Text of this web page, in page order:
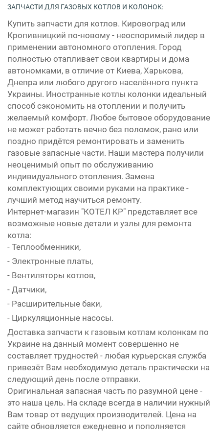
ЗАПЧАСТИ ДЛЯ ГАЗОВЫХ КОТЛОВ И КОЛОНОК:
Купить запчасти для котлов. Кировоград или
Кропивницкий по-новому - неоспоримый лидер в
применении автономного отопления. Город
полностью отапливает свои квартиры и дома
автономками, в отличие от Киева, Харькова,
Днепра или любого другого населённого пункта
Украины. Иностранные котлы колонки идеальный
способ сэкономить на отоплении и получить
желаемый комфорт. Любое бытовое оборудование
не может работать вечно без поломок, рано или
поздно придётся ремонтировать и заменить
газовые запасные части. Наши мастера получили
неоценимый опыт по обслуживанию
индивидуального отопления. Замена
комплектующих своими руками на практике -
лучший метод научиться ремонту.
Интернет-магазин "КОТЕЛ КР" представляет все
возможные новые детали и узлы для ремонта
котла:
- Теплообменники,
- Электронные платы,
- Вентиляторы котлов,
- Датчики,
- Расширительные баки,
- Циркуляционные насосы.
Доставка запчасти к газовым котлам колонкам по
Украине на данный момент совершенно не
составляет трудностей - любая курьерская служба
привезёт Вам необходимую деталь практически на
следующий день после отправки.
Оригинальная запасная часть по разумной цене -
это наша цель. На складе всегда в наличии нужный
Вам товар от ведущих производителей. Цена на
сайте обновляется ежедневно и пополняется